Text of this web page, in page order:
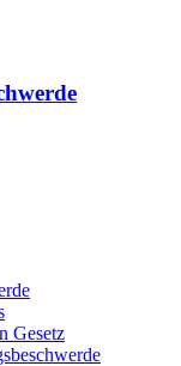
Gesetz